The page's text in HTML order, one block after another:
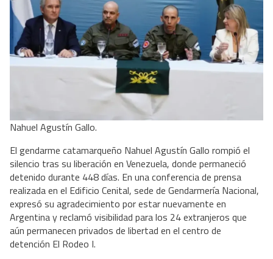
Nahuel Agustín Gallo.
El gendarme catamarqueño Nahuel Agustín Gallo rompió el
silencio tras su liberación en Venezuela, donde permaneció
detenido durante 448 días. En una conferencia de prensa
realizada en el Edificio Cenital, sede de Gendarmería Nacional,
expresó su agradecimiento por estar nuevamente en
Argentina y reclamó visibilidad para los 24 extranjeros que
aún permanecen privados de libertad en el centro de
detención El Rodeo I.